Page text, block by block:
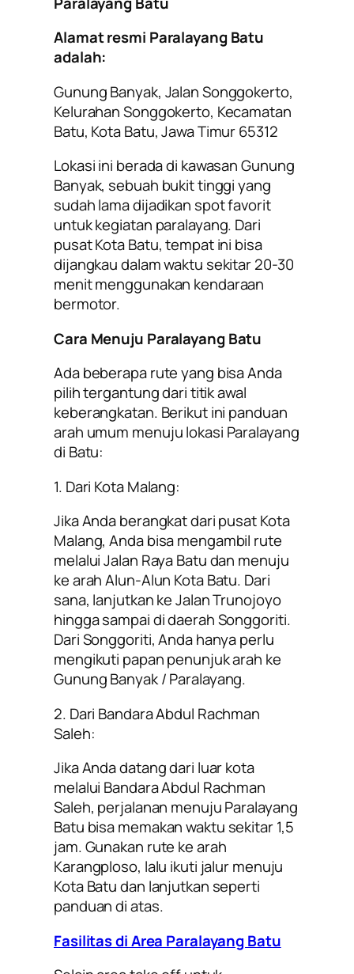
Alamat resmi Paralayang Batu
adalah:
Gunung Banyak, Jalan Songgokerto,
Kelurahan Songgokerto, Kecamatan
Batu, Kota Batu, Jawa Timur 65312
Lokasi ini berada di kawasan Gunung
Banyak, sebuah bukit tinggi yang
sudah lama dijadikan spot favorit
untuk kegiatan paralayang. Dari
pusat Kota Batu, tempat ini bisa
dijangkau dalam waktu sekitar 20-30
menit menggunakan kendaraan
bermotor.
Cara Menuju Paralayang Batu
Ada beberapa rute yang bisa Anda
pilih tergantung dari titik awal
keberangkatan. Berikut ini panduan
arah umum menuju lokasi Paralayang
di Batu:
1. Dari Kota Malang:
Jika Anda berangkat dari pusat Kota
Malang, Anda bisa mengambil rute
melalui Jalan Raya Batu dan menuju
ke arah Alun-Alun Kota Batu. Dari
sana, lanjutkan ke Jalan Trunojoyo
hingga sampai di daerah Songgoriti.
Dari Songgoriti, Anda hanya perlu
mengikuti papan penunjuk arah ke
Gunung Banyak / Paralayang.
2. Dari Bandara Abdul Rachman
Saleh:
Jika Anda datang dari luar kota
melalui Bandara Abdul Rachman
Saleh, perjalanan menuju Paralayang
Batu bisa memakan waktu sekitar 1,5
jam. Gunakan rute ke arah
Karangploso, lalu ikuti jalur menuju
Kota Batu dan lanjutkan seperti
panduan di atas.
Fasilitas di Area Paralayang Batu